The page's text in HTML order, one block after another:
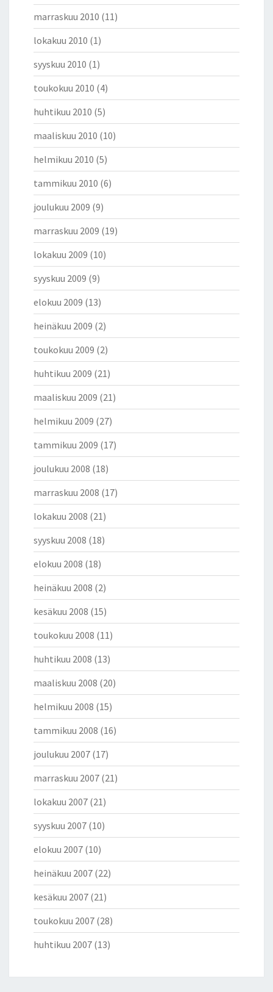
marraskuu 2010 (11)
lokakuu 2010 (1)
syyskuu 2010 (1)
toukokuu 2010 (4)
huhtikuu 2010 (5)
maaliskuu 2010 (10)
helmikuu 2010 (5)
tammikuu 2010 (6)
joulukuu 2009 (9)
marraskuu 2009 (19)
lokakuu 2009 (10)
syyskuu 2009 (9)
elokuu 2009 (13)
heinäkuu 2009 (2)
toukokuu 2009 (2)
huhtikuu 2009 (21)
maaliskuu 2009 (21)
helmikuu 2009 (27)
tammikuu 2009 (17)
joulukuu 2008 (18)
marraskuu 2008 (17)
lokakuu 2008 (21)
syyskuu 2008 (18)
elokuu 2008 (18)
heinäkuu 2008 (2)
kesäkuu 2008 (15)
toukokuu 2008 (11)
huhtikuu 2008 (13)
maaliskuu 2008 (20)
helmikuu 2008 (15)
tammikuu 2008 (16)
joulukuu 2007 (17)
marraskuu 2007 (21)
lokakuu 2007 (21)
syyskuu 2007 (10)
elokuu 2007 (10)
heinäkuu 2007 (22)
kesäkuu 2007 (21)
toukokuu 2007 (28)
huhtikuu 2007 (13)